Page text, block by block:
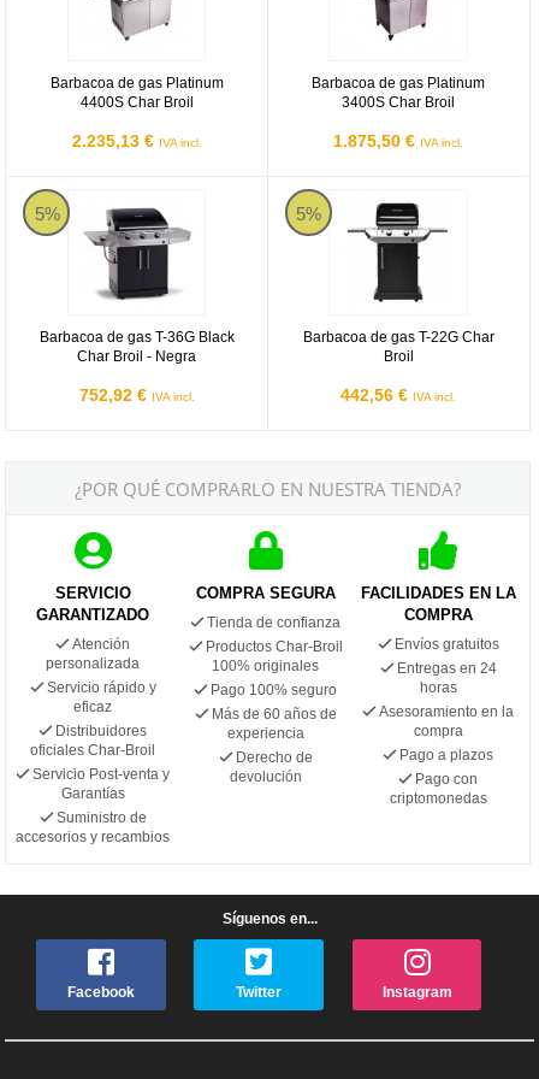
Barbacoa de gas Platinum
4400S Char Broil
2.235,13 € IVA incl.
Barbacoa de gas Platinum
3400S Char Broil
1.875,50 € IVA incl.
5%
Barbacoa de gas T-36G Black
Char Broil - Negra
752,92 € IVA incl.
Barbacoa de gas T-36G Black Char Broil - Negra
5%
Barbacoa de gas T-22G Char
Broil
442,56 € IVA incl.
Barbacoa de gas T-22G Char Broil
¿POR QUÉ COMPRARLO EN NUESTRA TIENDA?
SERVICIO
GARANTIZADO
Atención
personalizada
Servicio rápido y
eficaz
Distribuidores
oficiales Char-Broil
Servicio Post-venta y
Garantías
Suministro de
accesorios y recambios
COMPRA SEGURA
Tienda de confianza
Productos Char-Broil
100% originales
Pago 100% seguro
Más de 60 años de
experiencia
Derecho de
devolución
FACILIDADES EN LA
COMPRA
Envíos gratuitos
Entregas en 24
horas
Asesoramiento en la
compra
Pago a plazos
Pago con
criptomonedas
Síguenos en...
Facebook Twitter Instagram